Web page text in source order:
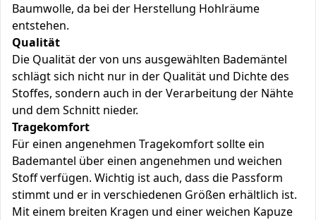
Baumwolle, da bei der Herstellung Hohlräume
entstehen.
Qualität
Die Qualität der von uns ausgewählten Bademäntel
schlägt sich nicht nur in der Qualität und Dichte des
Stoffes, sondern auch in der Verarbeitung der Nähte
und dem Schnitt nieder.
Tragekomfort
Für einen angenehmen Tragekomfort sollte ein
Bademantel über einen angenehmen und weichen
Stoff verfügen. Wichtig ist auch, dass die Passform
stimmt und er in verschiedenen Größen erhältlich ist.
Mit einem breiten Kragen und einer weichen Kapuze